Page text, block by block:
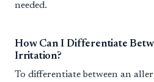
needed.
How Can I Differentiate
Irritation?
To differentiate between an